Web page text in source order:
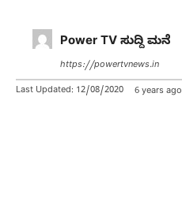
Power TV ಸುದ್ದಿ ಮನೆ
https://powertvnews.in
Last Updated: 12/08/2020 6 years ago